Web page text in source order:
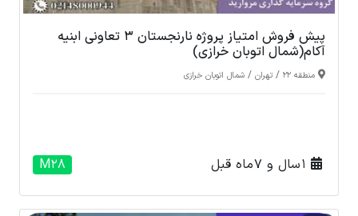
پیش فروش امتیاز پروژه نارنجستان 3 تعاونی ابنیه
آکام(شمال اتوبان خرازی)
منطقه 22 / تهران / شمال اتوبان خرازی
M28